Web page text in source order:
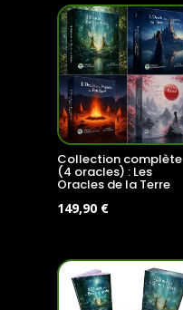
Collection complète
(4 oracles) : Les
Oracles de la Terre
Le
était :
179,60 €.
149,90 €Le
est :
149,90 €.